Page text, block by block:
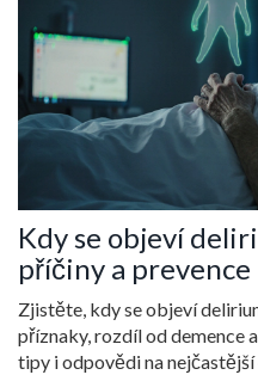
Kdy se objeví
příčiny a prevence
Zjistěte, kdy se objeví
příznaky, rozdíl od demence
tipy i odpovědi na